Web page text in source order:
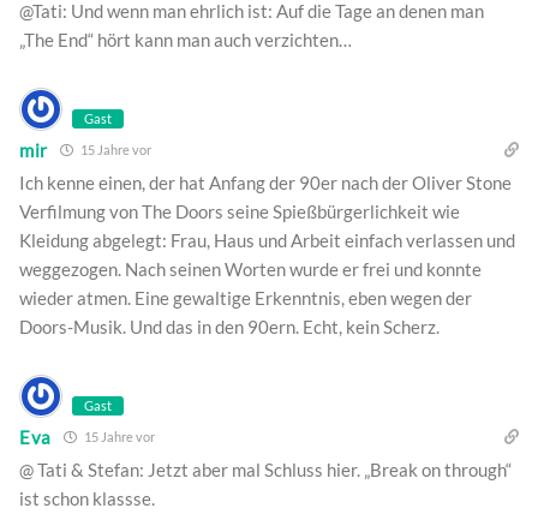
@Tati: Und wenn man ehrlich ist: Auf die Tage an denen man
„The End“ hört kann man auch verzichten…
Gast
mir 15 Jahre vor
Ich kenne einen, der hat Anfang der 90er nach der Oliver Stone
Verfilmung von The Doors seine Spießbürgerlichkeit wie
Kleidung abgelegt: Frau, Haus und Arbeit einfach verlassen und
weggezogen. Nach seinen Worten wurde er frei und konnte
wieder atmen. Eine gewaltige Erkenntnis, eben wegen der
Doors-Musik. Und das in den 90ern. Echt, kein Scherz.
Gast
Eva 15 Jahre vor
@ Tati & Stefan: Jetzt aber mal Schluss hier. „Break on through“
ist schon klassse.